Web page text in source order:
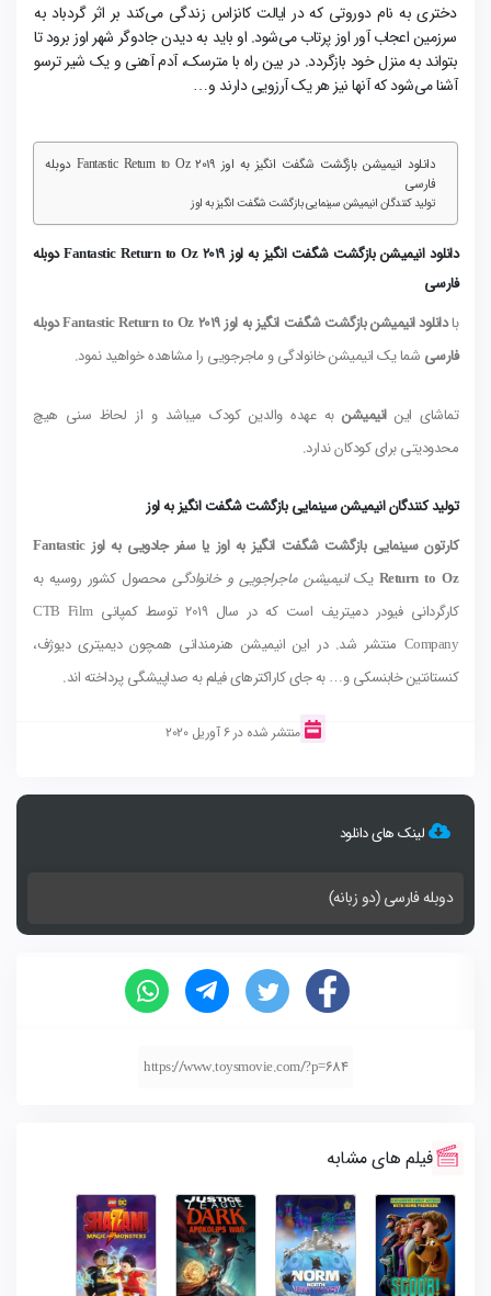
دختری به نام دوروتی که در ایالت کانزاس زندگی می‌کند بر اثر گردباد به
سرزمین اعجاب آور اوز پرتاب می‌شود. او باید به دیدن جادوگر شهر اوز برود تا
بتواند به منزل خود بازگردد. در بین راه با مترسک، آدم آهنی و یک شیر ترسو
آشنا می‌شود که آنها نیز هر یک آرزویی دارند و…
دانلود انیمیشن بازگشت شگفت انگیز به اوز Fantastic Return to Oz 2019 دوبله
فارسی
تولید کنندگان انیمیشن سینمایی بازگشت شگفت انگیز به اوز
دانلود انیمیشن بازگشت شگفت انگیز به اوز Fantastic Return to Oz 2019 دوبله
فارسی
با
دانلود انیمیشن بازگشت شگفت انگیز به اوز Fantastic Return to Oz 2019 دوبله
فارسی شما یک انیمیشن خانوادگی و ماجرجویی را مشاهده خواهید نمود.
تماشای اینانیمیشنبه عهده والدین کودک میباشد و از لحاظ سنی هیچ
محدودیتی برای کودکان ندارد.
تولید کنندگان انیمیشن سینمایی بازگشت شگفت انگیز به اوز
کارتون سینمایی بازگشت شگفت انگیز به اوز یا سفر جادویی به اوز Fantastic
Return to Oz یکانیمیشن ماجراجویی و خانوادگیمحصول کشور روسیه به
کارگردانی فیودر دمیتریف است که در سال 2019 توسط کمپانی CTB Film
Company منتشر شد. در این انیمیشن هنرمندانی همچون دیمیتری دیوژف،
کنستانتین خابنسکی و… به جای کاراکترهای فیلم به صداپیشگی پرداخته اند.
منتشر شده در 6 آوریل 2020
لینک های دانلود
دوبله فارسی (دو زبانه)
https://www.toysmovie.com/?p=684
فیلم های مشابه